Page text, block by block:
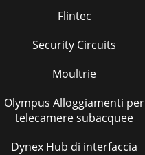
Flintec
Security Circuits
Moultrie
Olympus Alloggiamenti per
telecamere subacquee
Dynex Hub di interfaccia